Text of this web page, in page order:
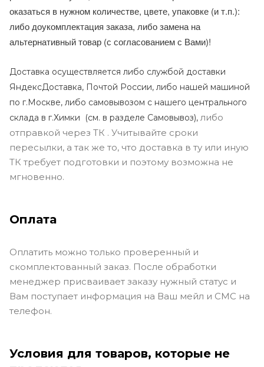
оказаться в нужном количестве, цвете, упаковке (и т.п.):
либо доукомплектация заказа, либо замена на
альтернативный товар (с согласованием с Вами)!
Доставка осуществляется либо службой доставки
ЯндексДоставка, Почтой России, либо нашей машиной
по г.Москве, либо самовывозом с нашего центрального
склада в г.Химки (см. в разделе Самовывоз), либо
отправкой через ТК . Учитывайте сроки
пересылки, а так же то, что доставка в ту или иную
ТК требует подготовки и поэтому возможна не
мгновенно.
Оплата
Оплатить можно только проверенный и
скомплектованный заказ. После обработки
менеджер присваивает заказу нужный статус и
Вам поступает информация на Ваш мейл и СМС на
телефон.
Условия для товаров, которые не